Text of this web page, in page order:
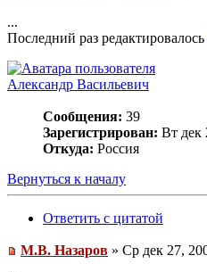
...
Последний раз редактировалось
Александр Васильевич
Сообщения: 39
Зарегистрирован: Вт дек
Откуда: Россия
Вернуться к началу
Ответить с цитатой
М.В. Назаров » Ср дек 27,